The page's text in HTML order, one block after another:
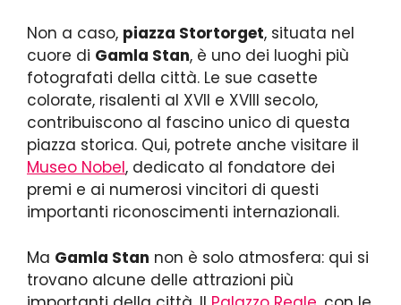
Non a caso, piazza Stortorget, situata nel
cuore di Gamla Stan, è uno dei luoghi più
fotografati della città. Le sue casette
colorate, risalenti al XVII e XVIII secolo,
contribuiscono al fascino unico di questa
piazza storica. Qui, potrete anche visitare il
Museo Nobel, dedicato al fondatore dei
premi e ai numerosi vincitori di questi
importanti riconoscimenti internazionali.
Ma Gamla Stan non è solo atmosfera: qui si
trovano alcune delle attrazioni più